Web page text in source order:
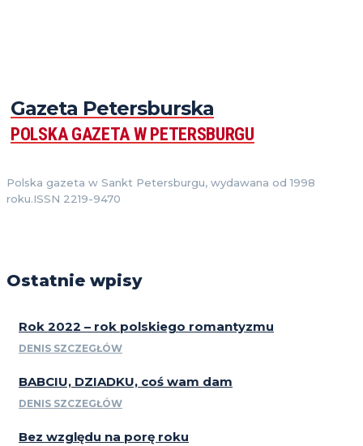
Gazeta Petersburska
POLSKA GAZETA W PETERSBURGU
Polska gazeta w Sankt Petersburgu, wydawana od 1998
roku.ISSN 2219-9470
Ostatnie wpisy
Rok 2022 – rok polskiego romantyzmu
DENIS SZCZEGŁÓW
BABCIU, DZIADKU, coś wam dam
DENIS SZCZEGŁÓW
Bez względu na porę roku